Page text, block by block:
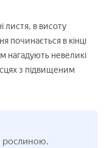
листя, в висоту
починається в кінці
нагадують невеликі
з підвищеним
рослиною.